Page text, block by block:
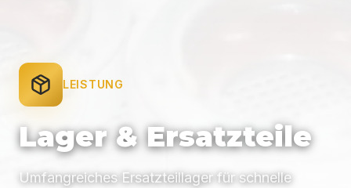
LEISTUNG
Lager & Ersatzteile
Umfangreiches Ersatzteillager für schnelle